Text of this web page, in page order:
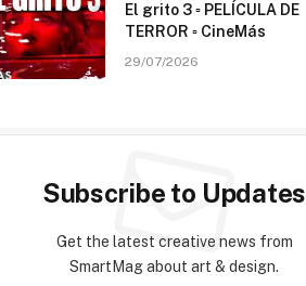
El grito 3 ▫️ PELÍCULA DE
TERROR ▫️ CineMás
29/07/2026
Subscribe to Updates
Get the latest creative news from
SmartMag about art & design.